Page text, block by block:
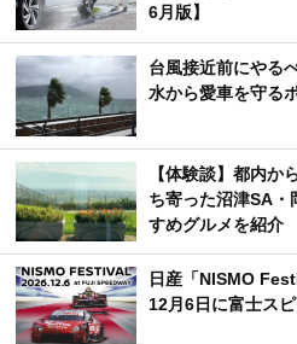
6月版】
台風接近前にやる
水から愛車を守る
【体験談】都内か
ち寄った沼津SA・
すめグルメを紹介
日産「NISMO
12月6日に富士ス